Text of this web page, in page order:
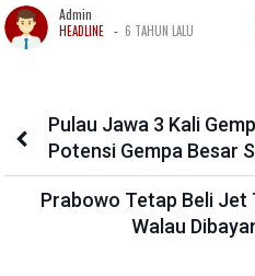
Admin
HEADLINE - 6 TAHUN LALU
Pulau Jawa 3 Kali
Potensi Gempa Besar
Prabowo Tetap Beli Jet
Walau